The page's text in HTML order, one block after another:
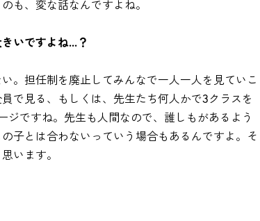
も、変な話なんですよね。
いですよね...？
。担任制を廃止してみんなで一人一人を見ていこ
で見る、もしくは、先生たち何人かで3クラスを
ジですね。先生も人間なので、誰しもがあるよう
子とは合わないっていう場合もあるんですよ。そ
います。